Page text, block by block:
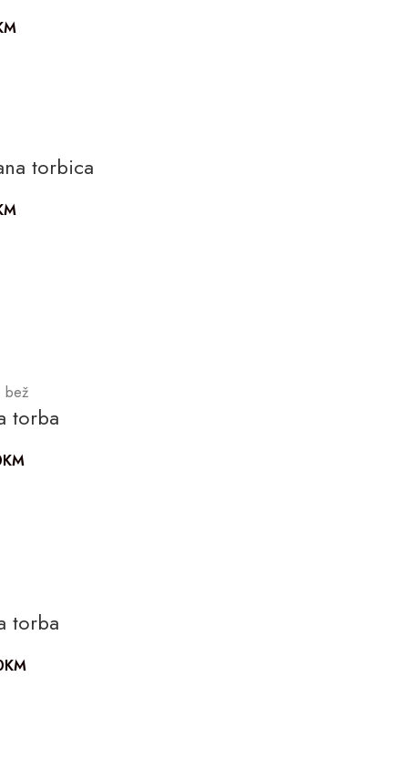
torbica
bež
torba
KM
torba
KM